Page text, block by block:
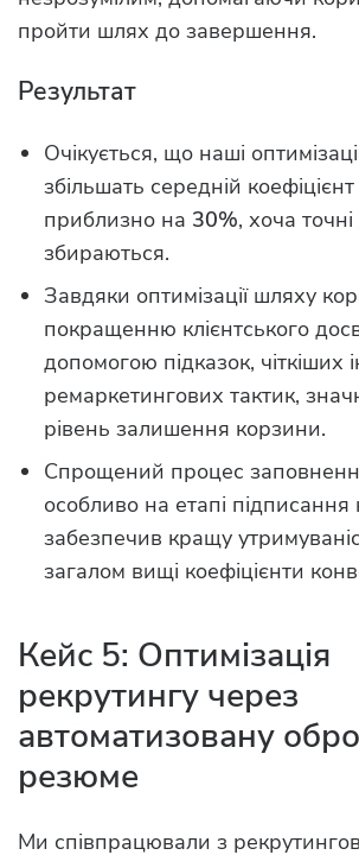
пройти шлях до завершення.
Результат
Очікується, що наші
збільшать середній коефіцієнт
приблизно на 30%, хоча
збираються.
Завдяки оптимізації шляху
покращенню клієнтського
допомогою підказок, чіткіших
ремаркетингових тактик,
рівень залишення корзини.
Спрощений процес
особливо на етапі підписання
забезпечив кращу
загалом вищі коефіцієнти
Кейс 5: Оптимізація
рекрутингу через
автоматизовану
резюме
Ми співпрацювали з